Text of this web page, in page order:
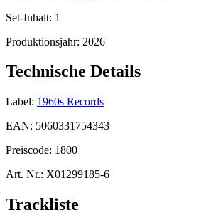
Set-Inhalt: 1
Produktionsjahr: 2026
Technische Details
Label: 1960s Records
EAN: 5060331754343
Preiscode: 1800
Art. Nr.: X01299185-6
Trackliste